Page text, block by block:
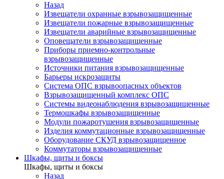
Назад
Извещатели охранные взрывозащищенные
Извещатели пожарные взрывозащищенные
Извещатели аварийные взрывозащищенные
Оповещатели взрывозащищенные
Приборы приемно-контрольные
взрывозащищенные
Источники питания взрывозащищенные
Барьеры искрозащиты
Система ОПС взрывоопасных объектов
Взрывозащищенный комплекс ОПС
Системы видеонаблюдения взрывозащищенные
Термошкафы взрывозащищенные
Модули пожаротушения взрывозащищенные
Изделия коммутационные взрывозащищенные
Оборудование СКУД взрывозащищенное
Коммутаторы взрывозащищенные
Шкафы, щиты и боксы
Шкафы, щиты и боксы
Назад